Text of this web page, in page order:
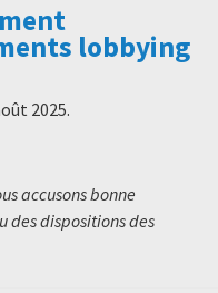
lobbying
2025.
accusons bonne
des dispositions des